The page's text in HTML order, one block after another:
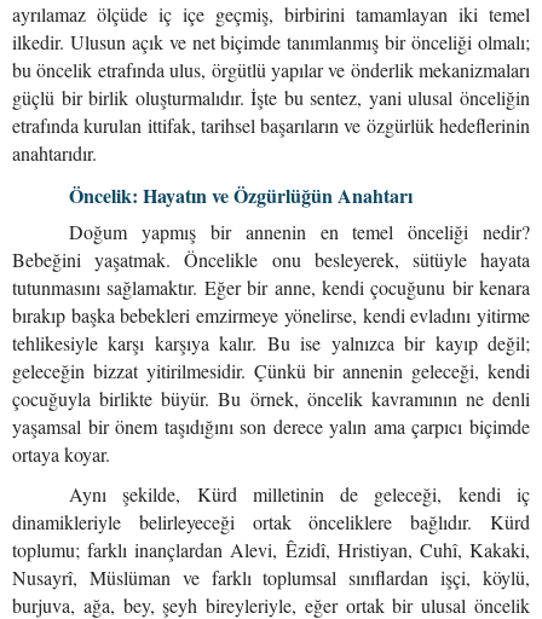
ayrılamaz ölçüde iç içe geçmiş, birbirini tamamlayan iki temel
ilkedir. Ulusun açık ve net biçimde tanımlanmış bir önceliği olmalı;
bu öncelik etrafında ulus, örgütlü yapılar ve önderlik mekanizmaları
güçlü bir birlik oluşturmalıdır. İşte bu sentez, yani ulusal önceliğin
etrafında kurulan ittifak, tarihsel başarıların ve özgürlük hedeflerinin
anahtarıdır.
Öncelik: Hayatın ve Özgürlüğün Anahtarı
Doğum yapmış bir annenin en temel önceliği nedir?
Bebeğini yaşatmak. Öncelikle onu besleyerek, sütüyle hayata
tutunmasını sağlamaktır. Eğer bir anne, kendi çocuğunu bir kenara
bırakıp başka bebekleri emzirmeye yönelirse, kendi evladını yitirme
tehlikesiyle karşı karşıya kalır. Bu ise yalnızca bir kayıp değil;
geleceğin bizzat yitirilmesidir. Çünkü bir annenin geleceği, kendi
çocuğuyla birlikte büyür. Bu örnek, öncelik kavramının ne denli
yaşamsal bir önem taşıdığını son derece yalın ama çarpıcı biçimde
ortaya koyar.
Aynı şekilde, Kürd milletinin de geleceği, kendi iç
dinamikleriyle belirleyeceği ortak önceliklere bağlıdır. Kürd
toplumu; farklı inançlardan Alevi, Êzidî, Hristiyan, Cuhî, Kakaki,
Nusayrî, Müslüman ve farklı toplumsal sınıflardan işçi, köylü,
burjuva, ağa, bey, şeyh bireyleriyle, eğer ortak bir ulusal öncelik